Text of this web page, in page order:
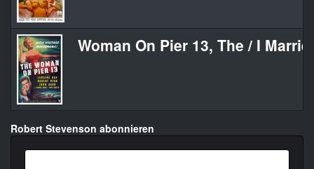
Woman On Pier 13, The / I
Robert Stevenson abonnieren